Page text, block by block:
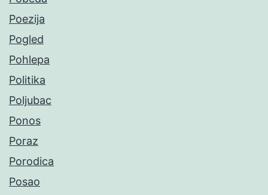
Poezija
Pogled
Pohlepa
Politika
Poljubac
Ponos
Poraz
Porodica
Posao